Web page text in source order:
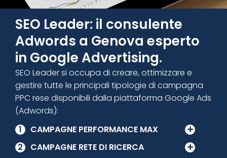
SEO Leader: il consulente
Adwords a Genova esperto
in Google Advertising.
SEO Leader si occupa di creare, ottimizzare e
gestire tutte le principali tipologie di campagna
PPC rese disponibili dalla piattaforma Google Ads
(Adwords):
1
CAMPAGNE PERFORMANCE MAX
2
CAMPAGNE RETE DI RICERCA